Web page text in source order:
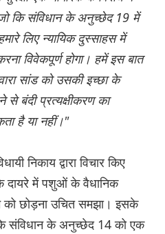
कि संविधान के अनुच्छेद 19 में
लिए न्यायिक दुस्साहस में
विवेकपूर्ण होगा। हमें इस बात
सांड को उसकी इच्छा के
बंदी प्रत्यक्षीकरण का
है या नहीं।"
निकाय द्वारा विचार किए
दायरे में पशुओं के वैधानिक
को छोड़ना उचित समझा। इसके
संविधान के अनुच्छेद 14 को एक